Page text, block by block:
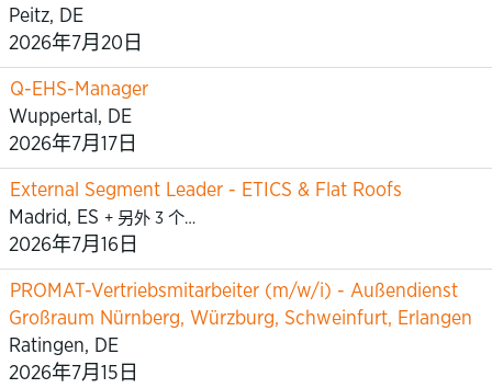
Peitz, DE
2026年7月20日
Q-EHS-Manager
Wuppertal, DE
2026年7月17日
External Segment Leader - ETICS & Flat Roofs
Madrid, ES + 另外 3 个…
2026年7月16日
PROMAT-Vertriebsmitarbeiter (m/w/i) - Außendienst
Großraum Nürnberg, Würzburg, Schweinfurt, Erlangen
Ratingen, DE
2026年7月15日